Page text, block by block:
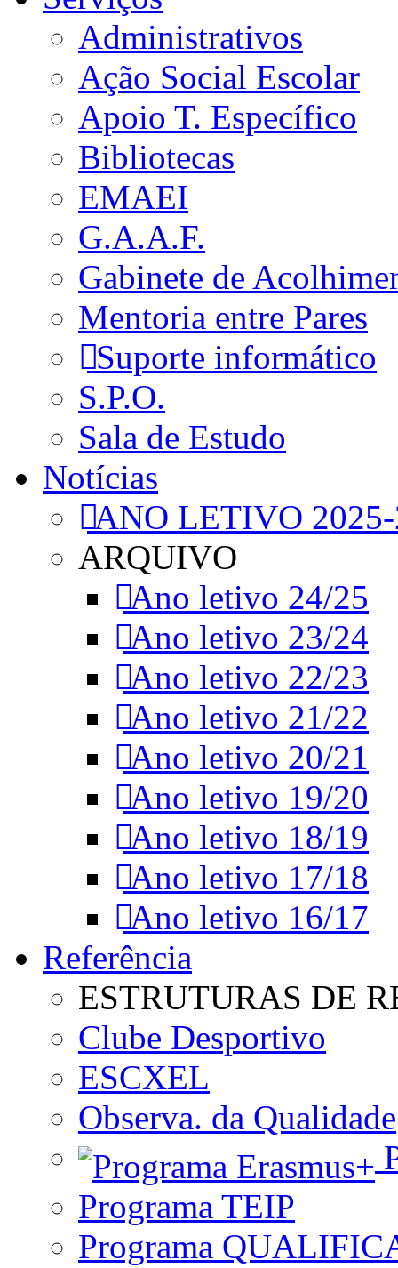
Administrativos
Ação Social Escolar
Apoio T. Específico
Bibliotecas
EMAEI
G.A.A.F.
Gabinete de
Mentoria entre Pares
Suporte informático
S.P.O.
Sala de Estudo
Notícias
ANO LETIVO
ARQUIVO
Ano letivo 24/25
Ano letivo 23/24
Ano letivo 22/23
Ano letivo 21/22
Ano letivo 20/21
Ano letivo 19/20
Ano letivo 18/19
Ano letivo 17/18
Ano letivo 16/17
Referência
ESTRUTURAS DE
Clube Desportivo
ESCXEL
Observa. da Qualidade
Programa TEIP
Programa